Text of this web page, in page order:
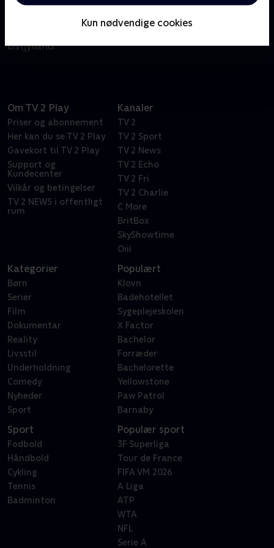
Kun nødvendige cookies
repræsenterer 26 af medlemmerne Østjylland.
Interview-serien 'Folketing og Sager' tegner et
politisk og personligt portræt af de folkevalgte i
Østjylland.
Om TV 2 Play
Priser og abonnement
Her kan du se TV 2 Play
Gavekort til TV 2 Play
Support og
Kundecenter
Vilkår og betingelser
TV 2 NEWS i offentligt
rum
Kanaler
TV 2
TV 2 Sport
TV 2 News
TV 2 Echo
TV 2 Fri
TV 2 Charlie
C More
BritBox
SkyShowtime
Oiii
Kategorier
Børn
Serier
Film
Dokumentar
Reality
Livsstil
Underholdning
Comedy
Nyheder
Sport
Populært
Klovn
Badehotellet
Sygeplejeskolen
X Factor
Bachelor
Forræder
Bachelorette
Yellowstone
Paw Patrol
Barnaby
Sport
Fodbold
Håndbold
Cykling
Tennis
Badminton
Populær sport
3F Superliga
Tour de France
FIFA VM 2026
A Liga
ATP
WTA
NFL
Serie A